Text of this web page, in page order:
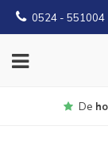
0524 - 551004